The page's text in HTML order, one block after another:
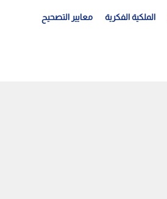
الملكية الفكرية معايير التصحيح